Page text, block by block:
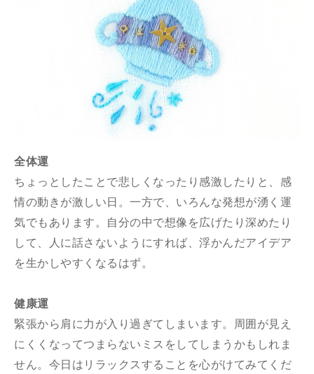
全体運
ちょっとしたことで悲しくなったり感激したりと、感
情の動きが激しい日。一方で、いろんな発想が湧く運
気でもあります。自分の中で想像を広げたり深めたり
して、人に話さないようにすれば、浮かんだアイデア
を生かしやすくなるはず。
健康運
緊張から肩に力が入り過ぎてしまいます。周囲が見え
にくくなってつまらないミスをしてしまうかもしれま
せん。今日はリラックスすることを心がけてみてくだ